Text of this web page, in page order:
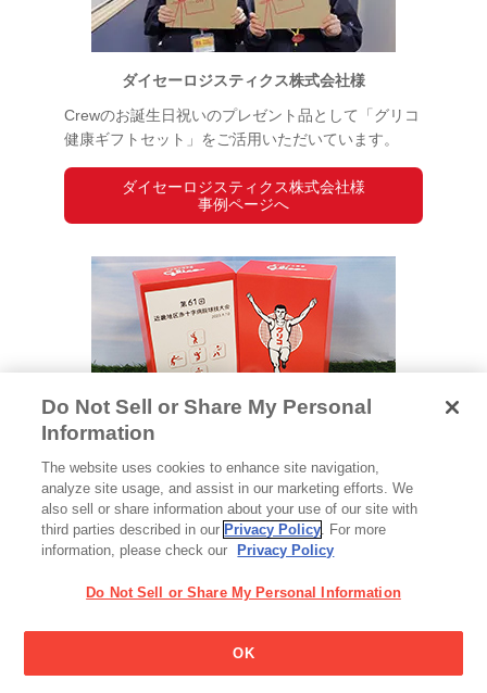
ダイセーロジスティクス株式会社様
Crewのお誕生日祝いのプレゼント品として「グリコ
健康ギフトセット」をご活用いただいています。
ダイセーロジスティクス株式会社様
事例ページへ
日本赤十字社 大阪赤十字病院様
第61回近畿地区赤十字病院球技大会の参加賞とし
て、「セレクション・ザ・グリコＳ」をご活用いた
だきました。
日本赤十字社 大阪赤十字病院様
事例ページへ
Do Not Sell or Share My Personal
Information
The website uses cookies to enhance site navigation,
analyze site usage, and assist in our marketing efforts. We
also sell or share information about your use of our site with
third parties described in our Privacy Policy. For more
information, please check our
Privacy Policy
Do Not Sell or Share My Personal Information
OK